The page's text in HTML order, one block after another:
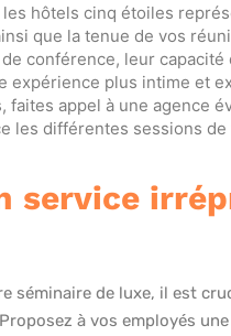
les hôtels cinq étoiles
que la tenue de vos
conférence, leur capacité
expérience plus intime et
faites appel à une agence
les différentes sessions
service
séminaire de luxe, il est
à vos employés